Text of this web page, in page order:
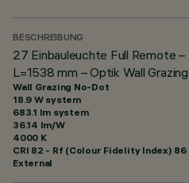
BESCHREIBUNG
27 Einbauleuchte Full Remote
L=1538 mm – Optik Wall
Wall Grazing No-Dot
18.9 W system
683.1 lm system
36.14 lm/W
4000 K
CRI 82 - Rf (Colour Fidelity Index) 86
External